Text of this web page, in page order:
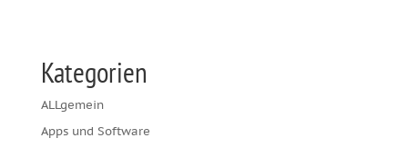
Kategorien
ALLgemein
Apps und Software